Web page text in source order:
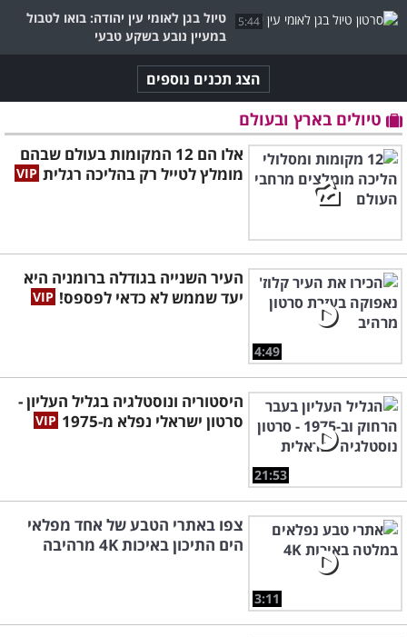
5:44
טיול בגן לאומי עין יהודה: בואו לטבול
במעיין נובע בשקע טבעי
הצג תכנים נוספים
טיולים בארץ ובעולם
אלו הם 12 המקומות בעולם שבהם
מומלץ לטייל רק בהליכה רגלית
4:49
העיר השנייה בגודלה ברומניה היא
יעד שממש לא כדאי לפספס!
21:53
היסטוריה ונוסטלגיה בגליל העליון -
סרטון ישראלי נפלא מ-1975
3:11
צפו באתרי הטבע של אחד מפלאי
הים התיכון באיכות 4K מרהיבה